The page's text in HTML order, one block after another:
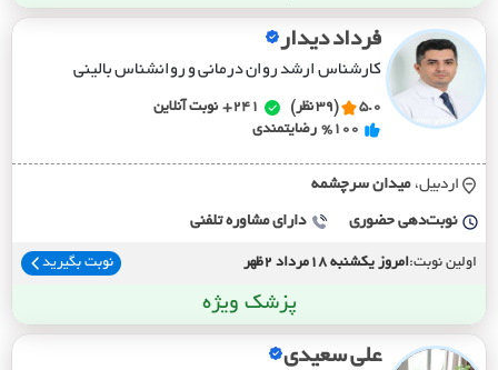
فرداد دیدار
کارشناس ارشد روان درمانی و روانشناس بالینی
5.0 (39 نظر) 241+
نوبت آنلاین
%100 رضایتمندی
اردبیل، ميدان سرچشمه
نوبت‌دهی حضوری دارای مشاوره تلفنی
اولین نوبت:امروز یکشنبه 18مرداد 2ظهر نوبت بگیرید
پزشک ویژه
علی سعیدی